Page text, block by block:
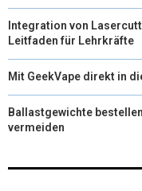
Integration von
Leitfaden für Lehrkräfte
Mit GeekVape direkt in
Ballastgewichte
vermeiden